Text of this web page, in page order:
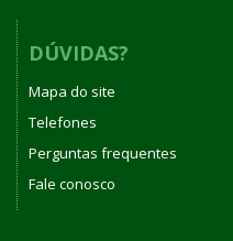
DÚVIDAS?
Mapa do site
Telefones
Perguntas frequentes
Fale conosco